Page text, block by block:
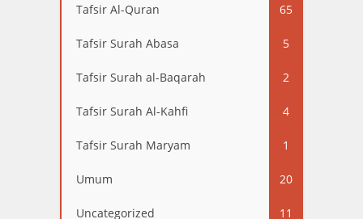
Tafsir Al-Quran 65
Tafsir Surah Abasa 5
Tafsir Surah al-Baqarah 2
Tafsir Surah Al-Kahfi 4
Tafsir Surah Maryam 1
Umum 20
Uncategorized 11